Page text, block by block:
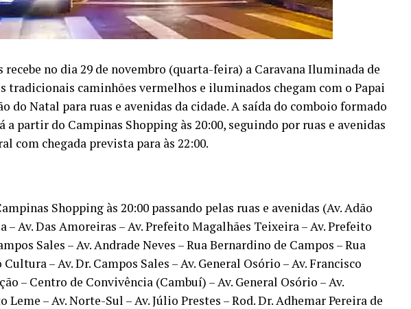
recebe no dia 29 de novembro (quarta-feira) a Caravana Iluminada de
tradicionais caminhões vermelhos e iluminados chegam com o Papai
do Natal para ruas e avenidas da cidade. A saída do comboio formado
a partir do Campinas Shopping às 20:00, seguindo por ruas e avenidas
com chegada prevista para às 22:00.
Shopping às 20:00 passando pelas ruas e avenidas (Av. Adão
– Av. Das Amoreiras – Av. Prefeito Magalhães Teixeira – Av. Prefeito
Sales – Av. Andrade Neves – Rua Bernardino de Campos – Rua
– Av. Dr. Campos Sales – Av. General Osório – Av. Francisco
– Centro de Convivência (Cambuí) – Av. General Osório – Av.
Leme – Av. Norte-Sul – Av. Júlio Prestes – Rod. Dr. Adhemar Pereira de